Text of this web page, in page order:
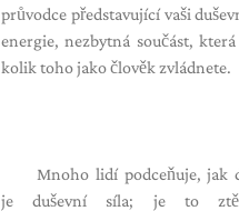
průvodce představující vaši
energie, nezbytná součást,
kolik toho jako člověk zvládnete.
Mnoho lidí podceňuje, jak
je duševní síla; je to